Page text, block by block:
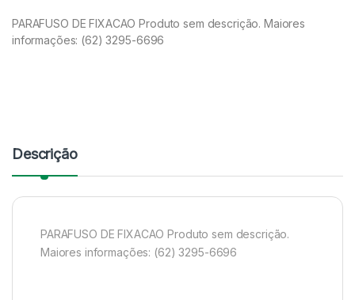
PARAFUSO DE FIXACAO Produto sem descrição. Maiores
informações: (62) 3295-6696
Descrição
PARAFUSO DE FIXACAO Produto sem descrição.
Maiores informações: (62) 3295-6696